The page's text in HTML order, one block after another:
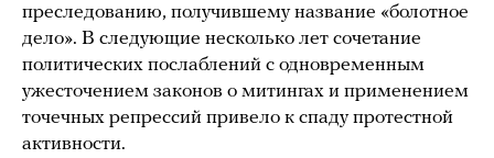
преследованию, получившему название «болотное
дело». В следующие несколько лет сочетание
политических послаблений с одновременным
ужесточением законов о митингах и применением
точечных репрессий привело к спаду протестной
активности.